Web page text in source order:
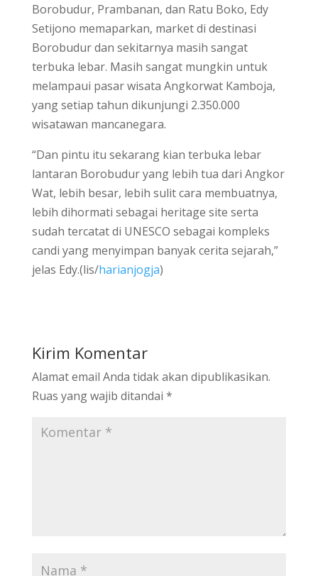
Borobudur, Prambanan, dan Ratu Boko, Edy
Setijono memaparkan, market di destinasi
Borobudur dan sekitarnya masih sangat
terbuka lebar. Masih sangat mungkin untuk
melampaui pasar wisata Angkorwat Kamboja,
yang setiap tahun dikunjungi 2.350.000
wisatawan mancanegara.
“Dan pintu itu sekarang kian terbuka lebar
lantaran Borobudur yang lebih tua dari Angkor
Wat, lebih besar, lebih sulit cara membuatnya,
lebih dihormati sebagai heritage site serta
sudah tercatat di UNESCO sebagai kompleks
candi yang menyimpan banyak cerita sejarah,”
jelas Edy.(lis/harianjogja)
Kirim Komentar
Alamat email Anda tidak akan dipublikasikan.
Ruas yang wajib ditandai *